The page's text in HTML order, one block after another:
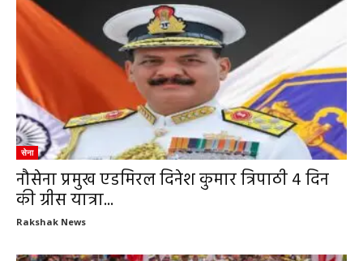
सेना
नौसेना प्रमुख एडमिरल दिनेश कुमार त्रिपाठी 4 दिन
की ग्रीस यात्रा...
Rakshak News